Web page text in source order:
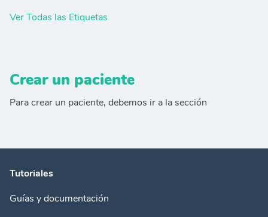
Ver Todas las Etiquetas
Crear un paciente
Para crear un paciente, debemos ir a la sección
Tutoriales
Guías y documentación